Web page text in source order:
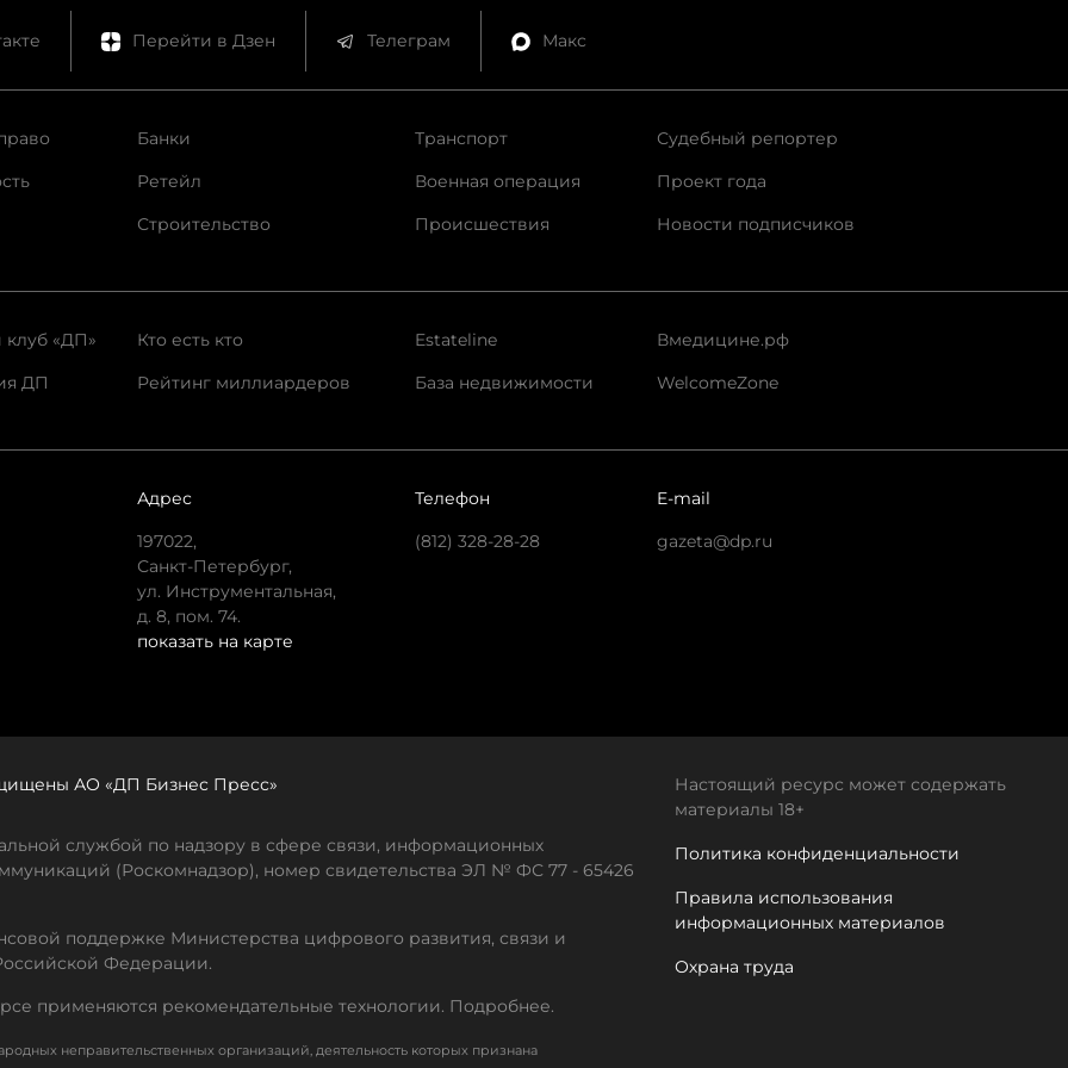
Перейти в Дзен Телеграм Макс
Банки
Ретейл
Строительство
Транспорт
Военная операция
Происшествия
Судебный репортер
Проект года
Новости подписчиков
клуб «ДП»
ДП
Кто есть кто
Рейтинг миллиардеров
Estateline
База недвижимости
Вмедицине.рф
WelcomeZone
Адрес
197022,
Санкт-Петербург,
ул. Инструментальная,
д. 8, пом. 74.
показать на карте
Телефон
(812) 328-28-28
E-mail
gazeta@dp.ru
АО «ДП Бизнес Пресс»
службой по надзору в сфере связи, информационных
(Роскомнадзор), номер свидетельства ЭЛ № ФС 77 - 65426
поддержке Министерства цифрового развития, связи и
Федерации.
применяются рекомендательные технологии. Подробнее.
неправительственных организаций, деятельность которых признана
Настоящий ресурс может содержать
материалы 18+
Политика конфиденциальности
Правила использования
информационных материалов
Охрана труда